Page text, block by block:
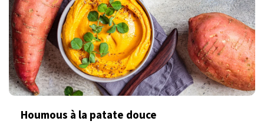
Houmous à la patate douce